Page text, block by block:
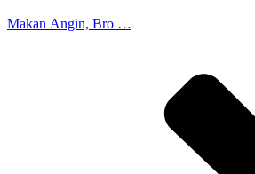
Makan Angin, Bro …